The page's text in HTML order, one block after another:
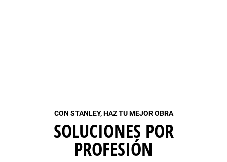
CON STANLEY, HAZ TU MEJOR OBRA
SOLUCIONES POR
PROFESIÓN